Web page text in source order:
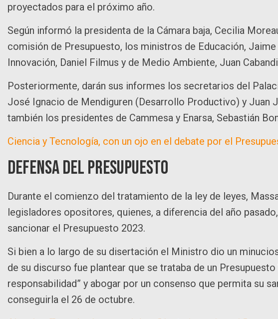
proyectados para el próximo año.
Según informó la presidenta de la Cámara baja, Cecilia
comisión de Presupuesto, los ministros de Educación,
Innovación, Daniel Filmus y de Medio Ambiente, Juan
Posteriormente, darán sus informes los secretarios del
José Ignacio de Mendiguren (Desarrollo Productivo) y Juan
también los presidentes de Cammesa y Enarsa, Sebastián
Ciencia y Tecnología, con un ojo en el debate por el
Defensa del presupuesto
Durante el comienzo del tratamiento de la ley de leyes,
legisladores opositores, quienes, a diferencia del año
sancionar el Presupuesto 2023.
Si bien a lo largo de su disertación el Ministro dio un
de su discurso fue plantear que se trataba de un
responsabilidad” y abogar por un consenso que permita su
conseguirla el 26 de octubre.